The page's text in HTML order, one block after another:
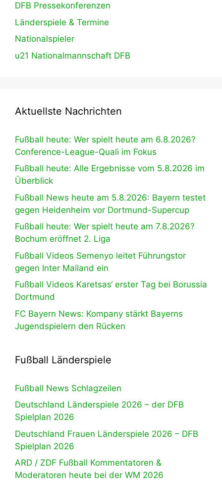
DFB Pressekonferenzen
Länderspiele & Termine
Nationalspieler
u21 Nationalmannschaft DFB
Aktuellste Nachrichten
Fußball heute: Wer spielt heute am 6.8.2026?
Conference-League-Quali im Fokus
Fußball heute: Alle Ergebnisse vom 5.8.2026 im
Überblick
Fußball News heute am 5.8.2026: Bayern testet
gegen Heidenheim vor Dortmund-Supercup
Fußball heute: Wer spielt heute am 7.8.2026?
Bochum eröffnet 2. Liga
Fußball Videos Semenyo leitet Führungstor
gegen Inter Mailand ein
Fußball Videos Karetsas‘ erster Tag bei Borussia
Dortmund
FC Bayern News: Kompany stärkt Bayerns
Jugendspielern den Rücken
Fußball Länderspiele
Fußball News Schlagzeilen
Deutschland Länderspiele 2026 – der DFB
Spielplan 2026
Deutschland Frauen Länderspiele 2026 – DFB
Spielplan 2026
ARD / ZDF Fußball Kommentatoren &
Moderatoren heute bei der WM 2026